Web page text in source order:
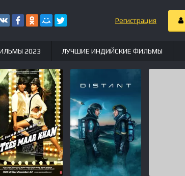
Регистрация
2023 ЛУЧШИЕ ИНДИЙСКИЕ ФИЛЬМЫ